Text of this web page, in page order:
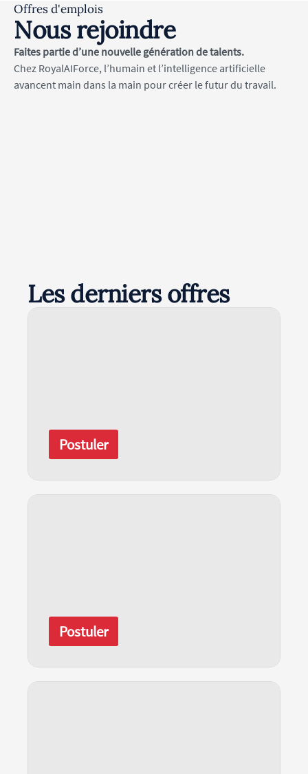
Offres d'emplois
Nous rejoindre
Faites partie d’une nouvelle génération de talents.
Chez RoyalAIForce, l’humain et l’intelligence artificielle
avancent main dans la main pour créer le futur du travail.
Les derniers offres
Postuler
Postuler